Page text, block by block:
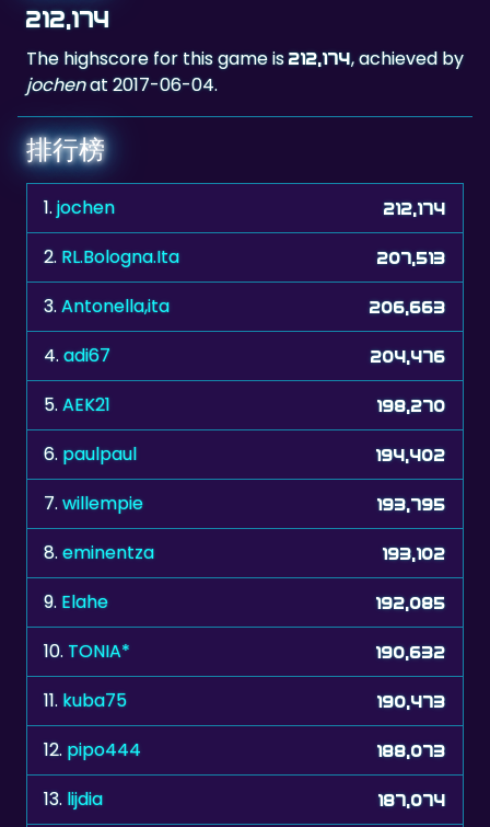
212,174
The highscore for this game is212,174, achieved by
jochenat 2017-06-04.
排行榜
1.jochen 212,174
2. RL.Bologna.Ita 207,513
3.Antonella,ita 206,663
4.adi67 204,476
5.AEK21 198,270
6. paulpaul 194,402
7.willempie 193,795
8.eminentza 193,102
9. Elahe 192,085
10. TONIA* 190,632
11. kuba75 190,473
12. pipo444 188,073
13. lijdia 187,074